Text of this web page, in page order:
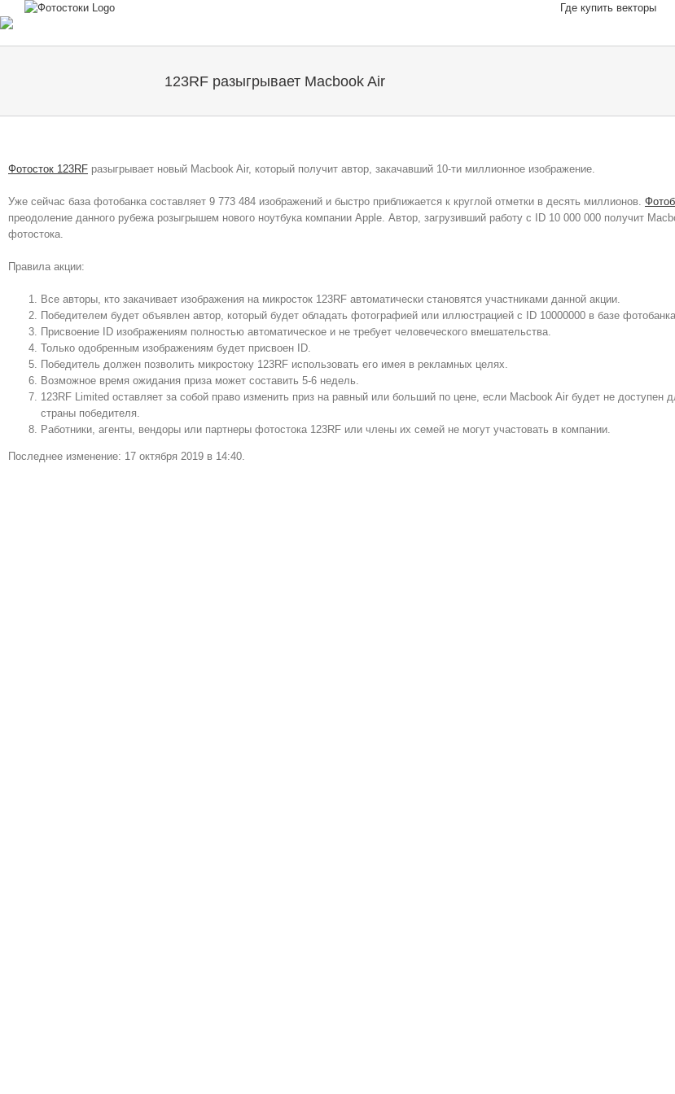
to
Где купить векторы
123RF разыгрывает Macbook Air
Фотосток 123RF разыгрывает новый Macbook Air, который получит автор, закачавший 10-ти миллионное изображение.
Уже сейчас база фотобанка составляет 9 773 484 изображений и быстро приближается к круглой отметки в десять миллионов.
преодоление данного рубежа розыгрышем нового ноутбука компании Apple. Автор, загрузивший работу с ID 10 000 000 получит
фотостока.
Правила акции:
Все авторы, кто закачивает изображения на микросток 123RF автоматически становятся участниками данной акции.
Победителем будет объявлен автор, который будет обладать фотографией или иллюстрацией с ID 10000000 в базе
Присвоение ID изображениям полностью автоматическое и не требует человеческого вмешательства.
Только одобренным изображениям будет присвоен ID.
Победитель должен позволить микростоку 123RF использовать его имея в рекламных целях.
Возможное время ожидания приза может составить 5-6 недель.
123RF Limited оставляет за собой право изменить приз на равный или больший по цене, если Macbook Air будет не доступен
страны победителя.
Работники, агенты, вендоры или партнеры фотостока 123RF или члены их семей не могут участовать в компании.
Последнее изменение: 17 октября 2019 в 14:40.